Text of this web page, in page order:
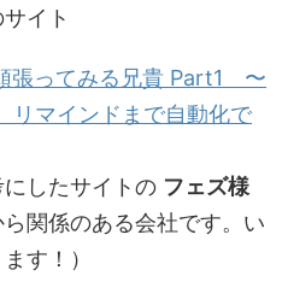
イト
張ってみる兄貴 Part1 〜
リマインドまで自動化で
にしたサイトの フェズ様
関係のある会社です。い
す！）